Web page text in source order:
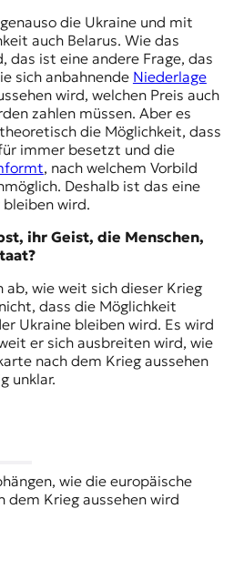
die Ukraine und mit
auch Belarus. Wie das
das ist eine andere Frage, das
sich anbahnende Niederlage
wird, welchen Preis auch
zahlen müssen. Aber es
die Möglichkeit, dass
immer besetzt und die
, nach welchem Vorbild
Deshalb ist das eine
wird.
ihr Geist, die Menschen,
ab, wie weit sich dieser Krieg
dass die Möglichkeit
Ukraine bleiben wird. Es wird
er sich ausbreiten wird, wie
nach dem Krieg aussehen
unklar.
wie die europäische
dem Krieg aussehen wird